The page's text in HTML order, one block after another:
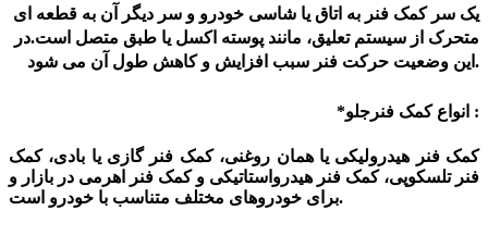
یک سر کمک فنر به اتاق یا شاسی خودرو و سر دیگر آن به قطعه ای
متحرک از سیستم تعلیق، مانند پوسته اکسل یا طبق متصل است.در
این وضعیت حرکت فنر سبب افزایش و کاهش طول آن می شود.
*انواع کمک فنرجلو :
کمک فنر هیدرولیکی یا همان روغنی، کمک فنر گازی یا بادی، کمک
فنر تلسکوپی، کمک فنر هیدرواستاتیکی و کمک فنر اهرمی در بازار و
برای خودروهای مختلف متناسب با خودرو است.